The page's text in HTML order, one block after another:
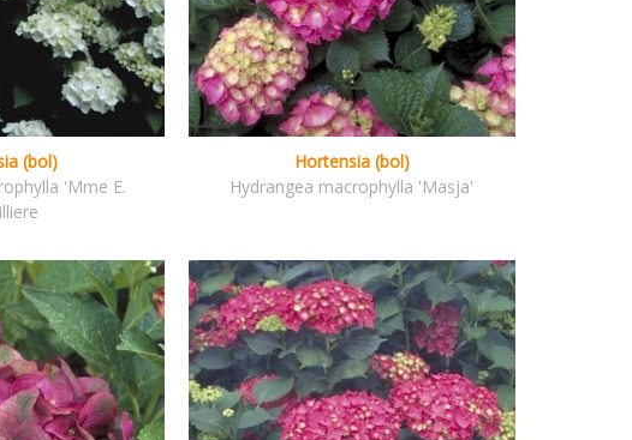
(bol)
'Mme E.
Hortensia (bol)
Hydrangea macrophylla 'Masja'